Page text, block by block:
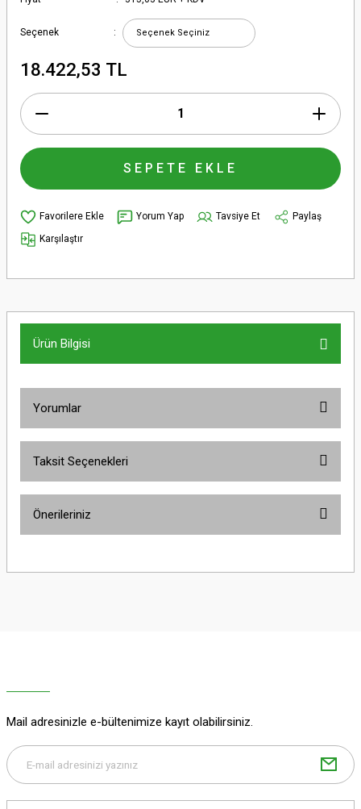
Seçenek
18.422,53 TL
SEPETE EKLE
Yorum Yap Tavsiye Et
Paylaş
Karşılaştır
Ürün Bilgisi
Yorumlar
Taksit Seçenekleri
Önerileriniz
Bu ürüne benzer farklı alternatifler olmalı.
Mail adresinizle e-bültenimize kayıt olabilirsiniz.